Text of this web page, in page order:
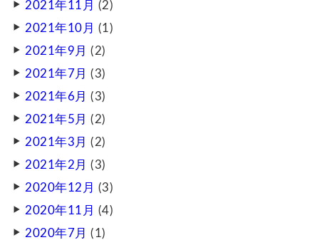
2021年11月 (2)
2021年10月 (1)
2021年9月 (2)
2021年7月 (3)
2021年6月 (3)
2021年5月 (2)
2021年3月 (2)
2021年2月 (3)
2020年12月 (3)
2020年11月 (4)
2020年7月 (1)